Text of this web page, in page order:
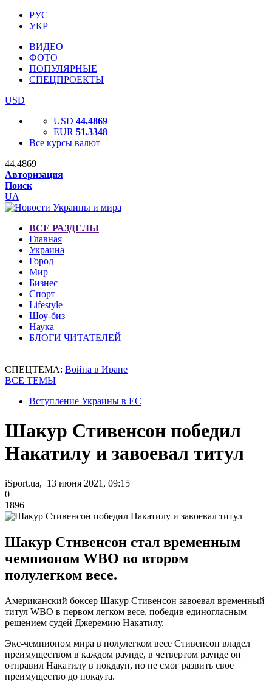
РУС
УКР
ВИДЕО
ФОТО
ПОПУЛЯРНЫЕ
СПЕЦПРОЕКТЫ
USD
USD 44.4869
EUR 51.3348
Все курсы валют
44.4869
Авторизация
Поиск
UA
ВСЕ РАЗДЕЛЫ
Главная
Украина
Город
Мир
Бизнес
Спорт
Lifestyle
Шоу-биз
Наука
БЛОГИ ЧИТАТЕЛЕЙ
СПЕЦТЕМА: Война в Иране
ВСЕ ТЕМЫ
Вступление Украины в ЕС
Шакур Стивенсон победил
Накатилу и завоевал титул
iSport.ua, 13 июня 2021, 09:15
0
1896
Шакур Стивенсон стал временным
чемпионом WBO во втором
полулегком весе.
Американский боксер Шакур Стивенсон завоевал временный
титул WBO в первом легком весе, победив единогласным
решением судей Джеремию Накатилу.
Экс-чемпионом мира в полулегком весе Стивенсон владел
преимуществом в каждом раунде, в четвертом раунде он
отправил Накатилу в нокдаун, но не смог развить свое
преимущество до нокаута.